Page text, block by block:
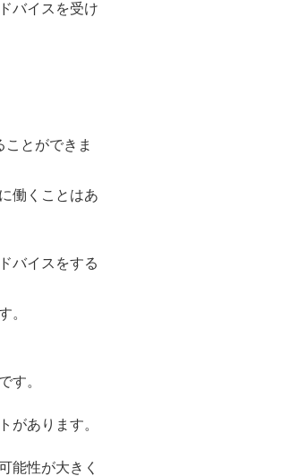
バイスを受け
とができま
働くことはあ
バイスをする
。
す。
があります。
能性が大きく